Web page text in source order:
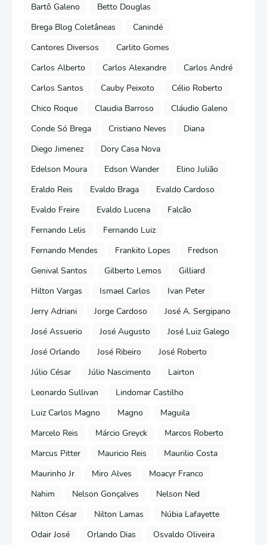
Bartô Galeno
Betto Douglas
Brega Blog Coletâneas
Canindé
Cantores Diversos
Carlito Gomes
Carlos Alberto
Carlos Alexandre
Carlos André
Carlos Santos
Cauby Peixoto
Célio Roberto
Chico Roque
Claudia Barroso
Cláudio Galeno
Conde Só Brega
Cristiano Neves
Diana
Diego Jimenez
Dory Casa Nova
Edelson Moura
Edson Wander
Elino Julião
Eraldo Reis
Evaldo Braga
Evaldo Cardoso
Evaldo Freire
Evaldo Lucena
Falcão
Fernando Lelis
Fernando Luiz
Fernando Mendes
Frankito Lopes
Fredson
Genival Santos
Gilberto Lemos
Gilliard
Hilton Vargas
Ismael Carlos
Ivan Peter
Jerry Adriani
Jorge Cardoso
José A. Sergipano
José Assuerio
José Augusto
José Luiz Galego
José Orlando
José Ribeiro
José Roberto
Júlio César
Júlio Nascimento
Lairton
Leonardo Sullivan
Lindomar Castilho
Luiz Carlos Magno
Magno
Maguila
Marcelo Reis
Márcio Greyck
Marcos Roberto
Marcus Pitter
Mauricio Reis
Maurilio Costa
Maurinho Jr
Miro Alves
Moacyr Franco
Nahim
Nelson Gonçalves
Nelson Ned
Nilton César
Nilton Lamas
Núbia Lafayette
Odair José
Orlando Dias
Osvaldo Oliveira